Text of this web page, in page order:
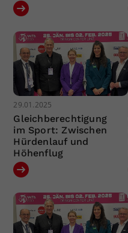
29.01.2025
Gleichberechtigung
im Sport: Zwischen
Hürdenlauf und
Höhenflug